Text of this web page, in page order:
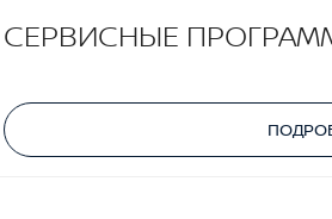
СЕРВИСНЫЕ